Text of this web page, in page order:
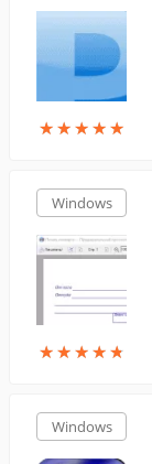
★★★★★
★★★★★
Windows
★★★★★
★★★★★
Windows